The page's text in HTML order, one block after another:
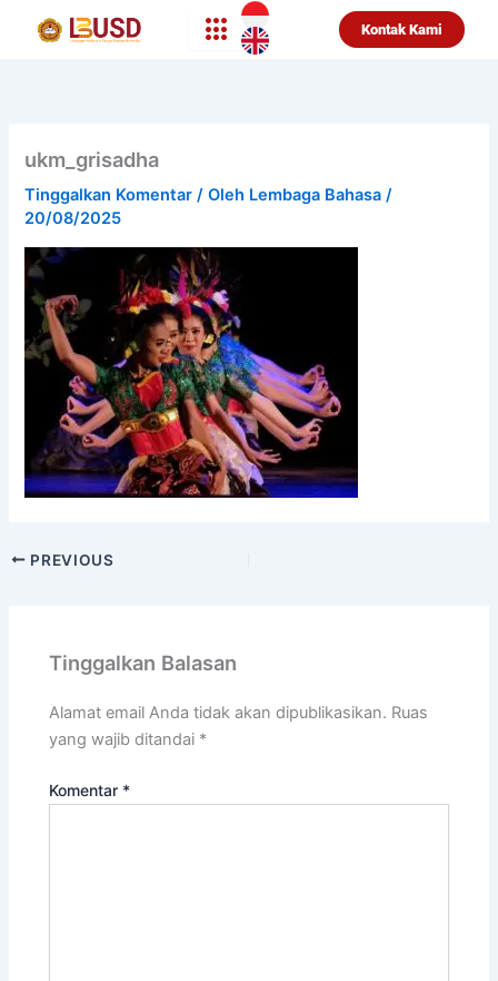
Kontak Kami
ukm_grisadha
Tinggalkan Komentar / Oleh Lembaga Bahasa/
20/08/2025
PREVIOUS
Tinggalkan Balasan
Alamat email Anda tidak akan dipublikasikan. Ruas
yang wajib ditandai *
Komentar *